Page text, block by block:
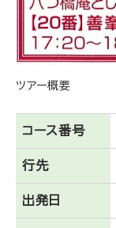
ツアー概要
コース番号
行先
出発日